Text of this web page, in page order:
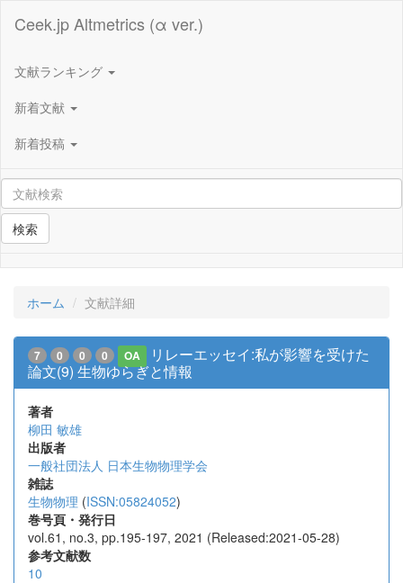
Ceek.jp Altmetrics (α ver.)
文献ランキング
新着文献
新着投稿
検索
ホーム 文献詳細
7 0 0 0 OA
リレーエッセイ:私が影響を受けた
論文(9) 生物ゆらぎと情報
著者
柳田 敏雄
出版者
一般社団法人 日本生物物理学会
雑誌
生物物理 (ISSN:05824052)
巻号頁・発行日
vol.61, no.3, pp.195-197, 2021 (Released:2021-05-28)
参考文献数
10